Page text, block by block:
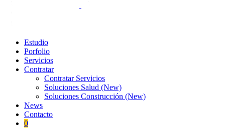
Estudio
Porfolio
Servicios
Contratar
Contratar Servicios
Soluciones Salud (New)
Soluciones Construcción (New)
News
Contacto
0